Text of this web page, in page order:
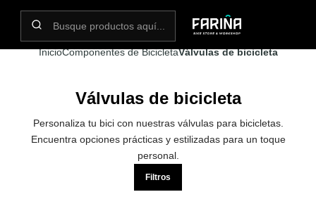
Envíos gratis por compras sobre 80.000! (No aplica para bicicletas)
InicioComponentes de BicicletaVálvulas de bicicleta
Válvulas de bicicleta
Personaliza tu bici con nuestras válvulas para bicicletas.
Encuentra opciones prácticas y estilizadas para un toque
personal.
Filtros